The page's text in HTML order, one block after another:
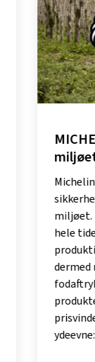
miljøet
Michelin
sikkerhed
miljøet.
hele tiden
dermed
fodaftryk.
produkter
ydeevne: